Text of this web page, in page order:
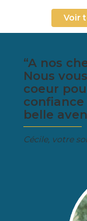
Voir
“A nos
Nous
coeur
belle
Cécile, votre